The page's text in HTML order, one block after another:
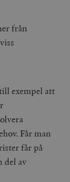
från
exempel att
Får man
får på
del av